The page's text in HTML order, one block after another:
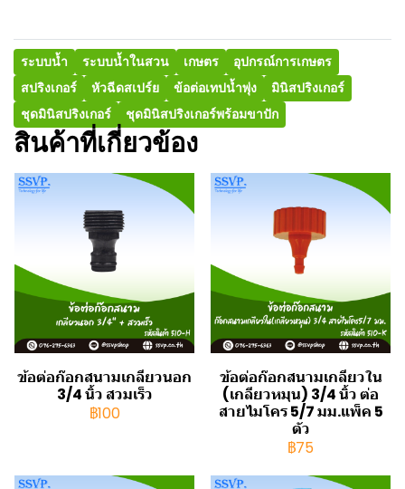
ระบบน้ำ ระบบน้ำในสวน เกษตร
อุปกรณ์การเกษตร
สปริงเกอร์
หัวฉีดสเปร์ย ข้อต่อเทปน้ำพุ่ง
มินิสปริงเกอร์
ชุดมินิสปริงเกอร์
ชุดมินิสปริงเกอร์พร้อมขาปัก
สินค้าที่เกี่ยวข้อง
ข้อต่อก๊อกสนามเกลียวนอก
3/4 นิ้ว สวมเร็ว
฿100
ข้อต่อก๊อกสนามเกลียวใน
(เกลียวหมุน) 3/4 นิ้ว ต่อ
สายไมโคร 5/7 มม.แพ็ค 5
ตัว
฿75